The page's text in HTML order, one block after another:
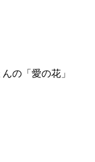
の「愛の花」